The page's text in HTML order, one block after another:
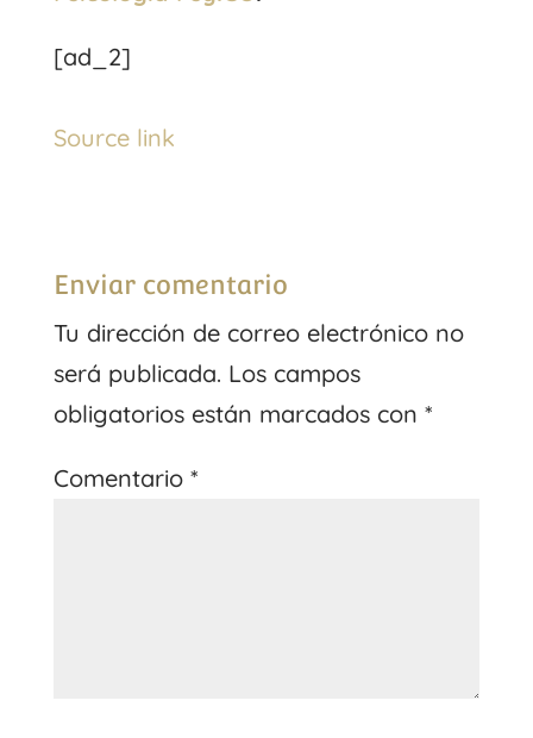
[ad_2]
Source link
Enviar comentario
Tu dirección de correo electrónico no
será publicada. Los campos
obligatorios están marcados con *
Comentario *